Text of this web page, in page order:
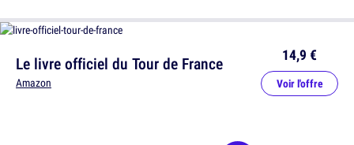
Le livre officiel du Tour de France
Amazon
14,9 €
Voir l'offre